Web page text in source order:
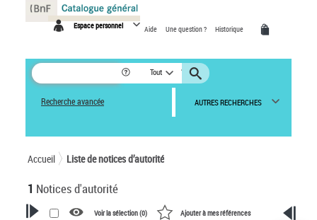
Espace personnel Aide Une question ? Historique
Tout
Recherche avancée AUTRES RECHERCHES
Accueil Liste de notices d’autorité
1 Notices d'autorité
Voir la sélection (0) Ajouter à mes références
Panneau de gestion des cookies